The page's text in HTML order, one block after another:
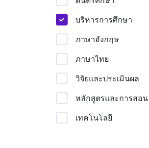
บริหารการศึกษา
ภาษาอังกฤษ
ภาษาไทย
วิจัยและประเมินผล
หลักสูตรและการสอน
เทคโนโลยี